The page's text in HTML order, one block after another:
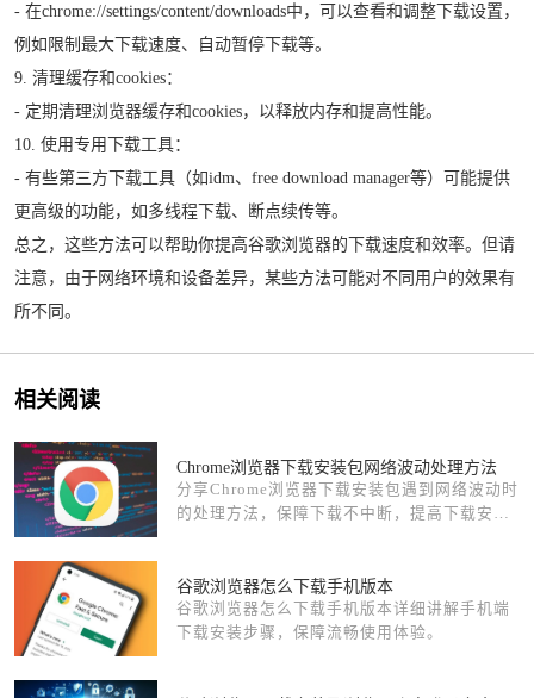
- 在chrome://settings/content/downloads中，可以查看和调整下载设置，
例如限制最大下载速度、自动暂停下载等。
9. 清理缓存和cookies：
- 定期清理浏览器缓存和cookies，以释放内存和提高性能。
10. 使用专用下载工具：
- 有些第三方下载工具（如idm、free download manager等）可能提供
更高级的功能，如多线程下载、断点续传等。
总之，这些方法可以帮助你提高谷歌浏览器的下载速度和效率。但请
注意，由于网络环境和设备差异，某些方法可能对不同用户的效果有
所不同。
相关阅读
Chrome浏览器下载安装包网络波动处理方法
分享Chrome浏览器下载安装包遇到网络波动时
的处理方法，保障下载不中断，提高下载安装
谷歌浏览器怎么下载手机版本
谷歌浏览器怎么下载手机版本详细讲解手机端
下载安装步骤，保障流畅使用体验。